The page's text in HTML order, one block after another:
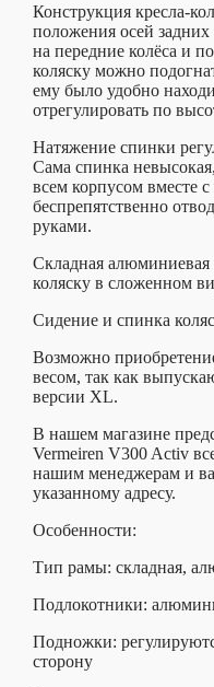
Конструкция кресла-
положения осей задних
на передние колёса и
коляску можно
ему было удобно
отрегулировать по
Натяжение спинки
Сама спинка
всем корпусом вместе
беспрепятственно
руками.
Складная алюминиевая
коляску в сложенном
Сидение и спинка
Возможно
весом, так как
версии XL.
В нашем магазине
Vermeiren V300 Activ
нашим менеджерам и
указанному адресу.
Особенности:
Тип рамы: складная,
Подлокотники:
Подножки:
сторону